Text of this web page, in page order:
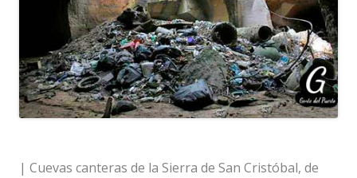
| Cuevas canteras de la Sierra de San Cristóbal, de